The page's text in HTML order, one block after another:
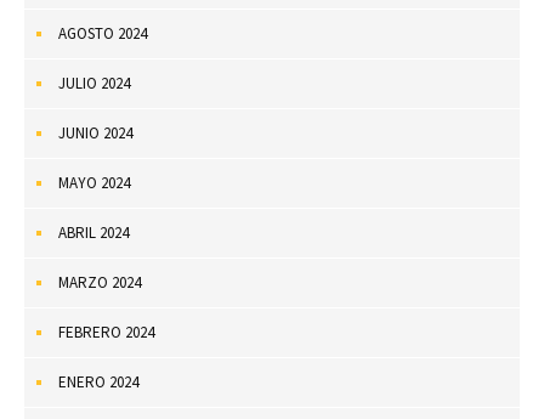
AGOSTO 2024
JULIO 2024
JUNIO 2024
MAYO 2024
ABRIL 2024
MARZO 2024
FEBRERO 2024
ENERO 2024